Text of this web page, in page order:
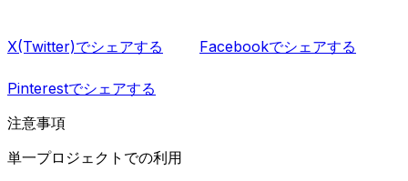
X(Twitter)でシェアする Facebookでシェアする
Pinterestでシェアする
注意事項
単一プロジェクトでの利用